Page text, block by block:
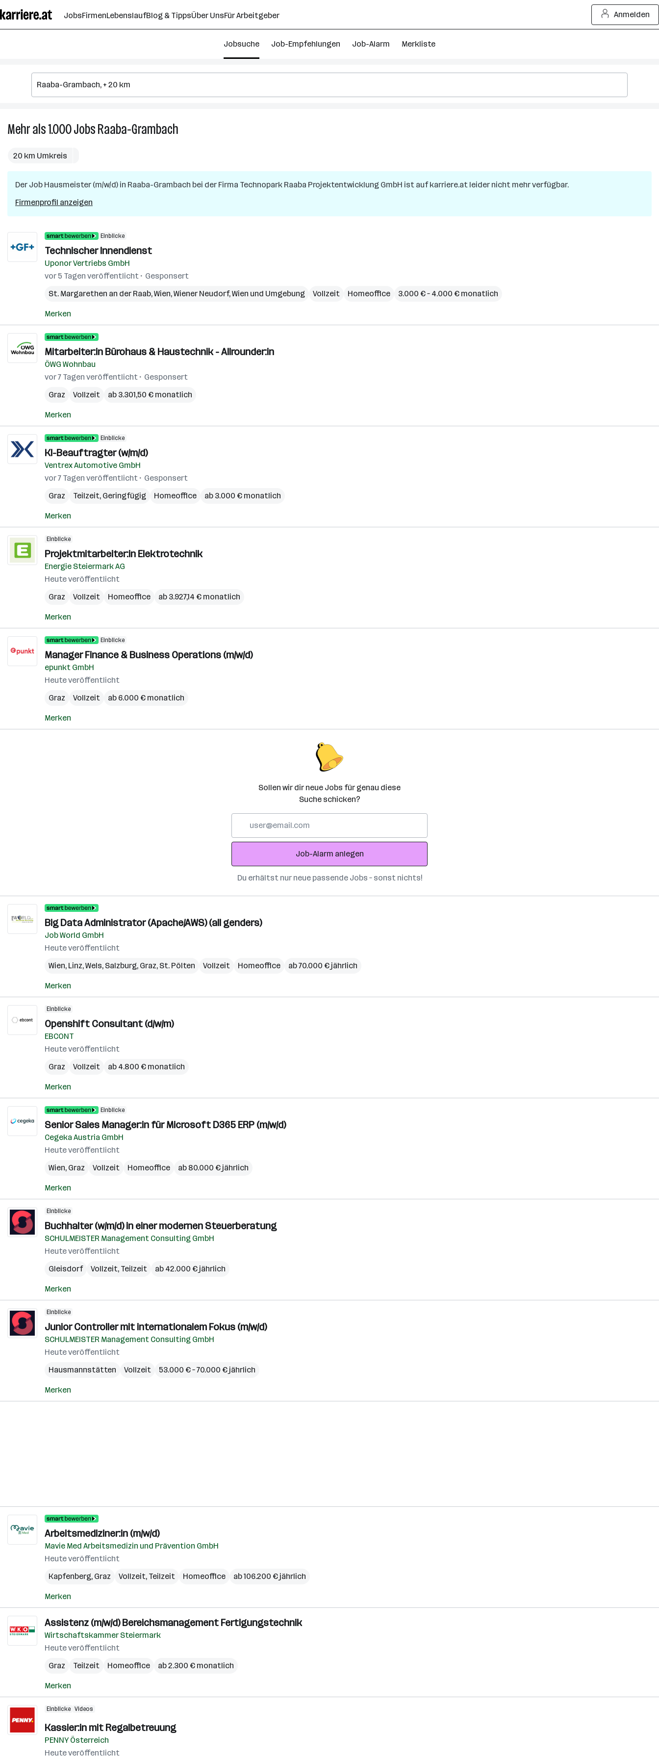
Seiteninhalt
springen
JobsFirmenLebenslaufBlog & TippsÜber UnsFür Arbeitgeber Anmelden
Jobsuche Job-Empfehlungen Job-Alarm Merkliste
Mehr als 1.000JobsRaaba-Grambach
in
Raaba-
20 km Umkreis
Der Job Hausmeister (m/w/d) in Raaba-Grambach bei der Firma Technopark Raaba Projektentwicklung GmbH ist auf karriere.at leider nicht mehr verfügbar.
Firmenprofil anzeigen
Einblicke
Technischer Innendienst
Uponor Vertriebs GmbH
vor 5 Tagen veröffentlicht
Gesponsert
St. Margarethen an der Raab,Wien,Wiener Neudorf,Wien und Umgebung Vollzeit Homeoffice 3.000 € – 4.000 € monatlich
Merken
Mitarbeiter:in Bürohaus & Haustechnik - Allrounder:in
ÖWG Wohnbau
vor 7 Tagen veröffentlicht
Gesponsert
Graz
Vollzeit ab 3.301,50 € monatlich
Merken
Einblicke
KI-Beauftragter (w/m/d)
Ventrex Automotive GmbH
vor 7 Tagen veröffentlicht
Gesponsert
Graz
Teilzeit, Geringfügig Homeoffice ab 3.000 € monatlich
Merken
Einblicke
Projektmitarbeiter:in Elektrotechnik
Energie Steiermark AG
Heute veröffentlicht
Graz
Vollzeit Homeoffice ab 3.927,14 € monatlich
Merken
Einblicke
Manager Finance & Business Operations (m/w/d)
epunkt GmbH
Heute veröffentlicht
Graz
Vollzeit ab 6.000 € monatlich
Merken
Sollen wir dir neue Jobs für genau diese
Suche schicken?
Adresse
Job-Alarm anlegen
Du erhältst nur neue passende Jobs – sonst nichts!
Big Data Administrator (Apache/AWS) (all genders)
Job World GmbH
Heute veröffentlicht
Wien, Linz,Wels, Salzburg, Graz, St. Pölten Vollzeit Homeoffice ab 70.000 € jährlich
Merken
Einblicke
Openshift Consultant (d/w/m)
EBCONT
Heute veröffentlicht
Graz
Vollzeit ab 4.800 € monatlich
Merken
Einblicke
Senior Sales Manager:in für Microsoft D365 ERP (m/w/d)
Cegeka Austria GmbH
Heute veröffentlicht
Wien, Graz Vollzeit Homeoffice ab 80.000 € jährlich
Merken
Einblicke
Buchhalter (w/m/d) in einer modernen Steuerberatung
SCHULMEISTER Management Consulting GmbH
Heute veröffentlicht
Gleisdorf
Vollzeit, Teilzeit ab 42.000 € jährlich
Merken
Einblicke
Junior Controller mit internationalem Fokus (m/w/d)
SCHULMEISTER Management Consulting GmbH
Heute veröffentlicht
Hausmannstätten
Vollzeit 53.000 € – 70.000 € jährlich
Merken
Arbeitsmediziner:in (m/w/d)
Mavie Med Arbeitsmedizin und Prävention GmbH
Heute veröffentlicht
Kapfenberg, Graz Vollzeit, Teilzeit Homeoffice ab 106.200 € jährlich
Merken
Assistenz (m/w/d) Bereichsmanagement Fertigungstechnik
Wirtschaftskammer Steiermark
Heute veröffentlicht
Graz
Teilzeit Homeoffice ab 2.300 € monatlich
Merken
Einblicke Videos
Kassier:in mit Regalbetreuung
PENNY Österreich
Heute veröffentlicht